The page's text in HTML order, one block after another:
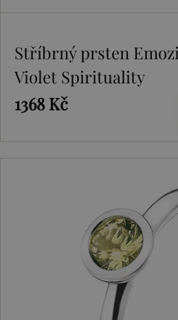
Stříbrný prsten
Violet Spirituality
1368 Kč